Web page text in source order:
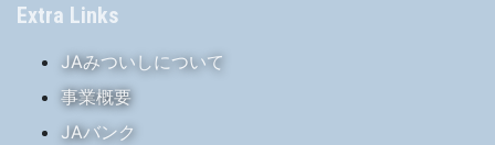
Extra Links
JAみついしについて
事業概要
JAバンク